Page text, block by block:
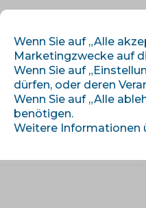
Wenn Sie auf „Alle
Marketingzwecke auf
Wenn Sie auf
dürfen, oder deren
Wenn Sie auf „Alle
benötigen.
Weitere Informationen